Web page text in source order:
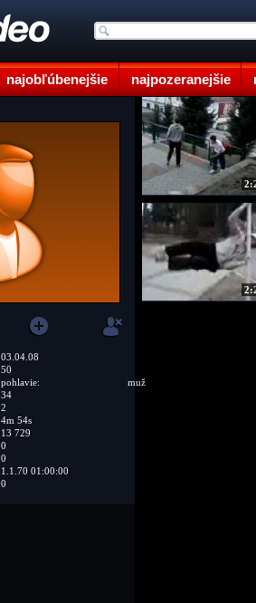
najobľúbenejšie najpozeranejšie
03.04.08
50
pohlavie:
muž
34
2
4m 54s
13 729
0
0
1.1.70 01:00:00
0